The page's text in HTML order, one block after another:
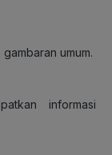
umum.
informasi